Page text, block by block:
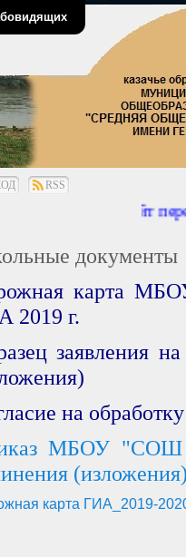
RSS
Сайт
документы
карта
2019 г.
заявления
на
МБОУ "СОШ
карта ГИА_2019-